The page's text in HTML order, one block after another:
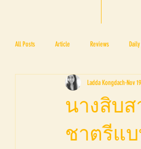
All Posts Article Reviews
BAPA BTF2017
นางสิบ
ชาตรีแ
Ladda Kongdach Nov